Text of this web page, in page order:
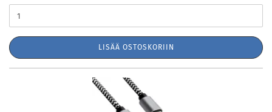
LISÄÄ OSTOSKORIIN